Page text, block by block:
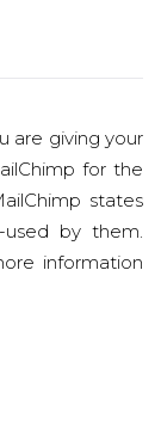
are giving your
for the
states
by them.
information